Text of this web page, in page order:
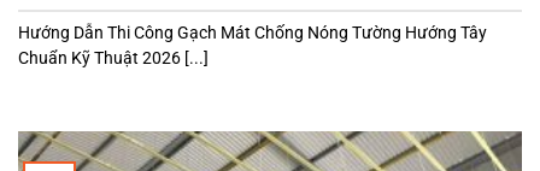
Hướng Dẫn Thi Công Gạch Mát Chống Nóng Tường Hướng Tây
Chuẩn Kỹ Thuật 2026 [...]